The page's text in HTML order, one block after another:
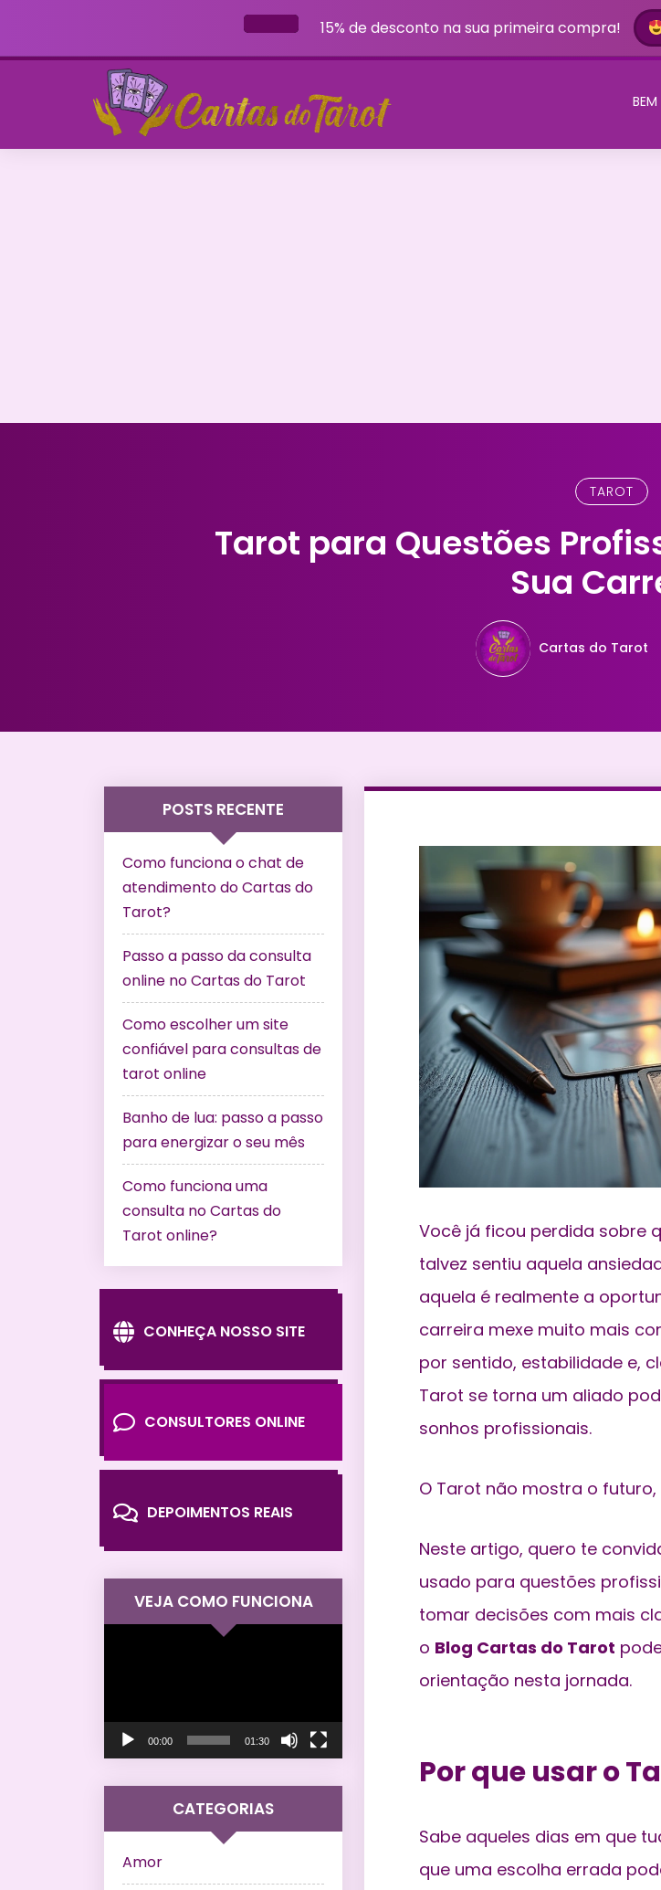
15% de desconto na sua primeira compra!
BEM
TAROT
Tarot para Questões
Sua
Cartas do Tarot
Você já ficou perdida sobre
talvez sentiu aquela
aquela é realmente a
carreira mexe muito mais
por sentido, estabilidade e,
Tarot se torna um aliado
sonhos profissionais.
O Tarot não mostra o
Neste artigo, quero te
usado para questões
tomar decisões com mais
o Blog Cartas do Tarot
orientação nesta jornada.
Por que usar o
Sabe aqueles dias em que
que uma escolha errada
POSTS RECENTE
Como funciona o chat de
atendimento do Cartas do
Tarot?
Passo a passo da consulta
online no Cartas do Tarot
Como escolher um site
confiável para consultas de
tarot online
Banho de lua: passo a passo
para energizar o seu mês
Como funciona uma
consulta no Cartas do
Tarot online?
CONHEÇA NOSSO SITE
CONSULTORES ONLINE
DEPOIMENTOS REAIS
VEJA COMO FUNCIONA
00:00 01:30
CATEGORIAS
Amor